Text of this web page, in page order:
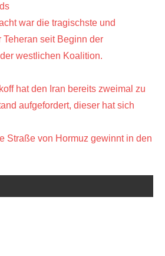
war die tragischste und
Teheran seit Beginn der
westlichen Koalition.
hat den Iran bereits zweimal zu
aufgefordert, dieser hat sich
Straße von Hormuz gewinnt in den